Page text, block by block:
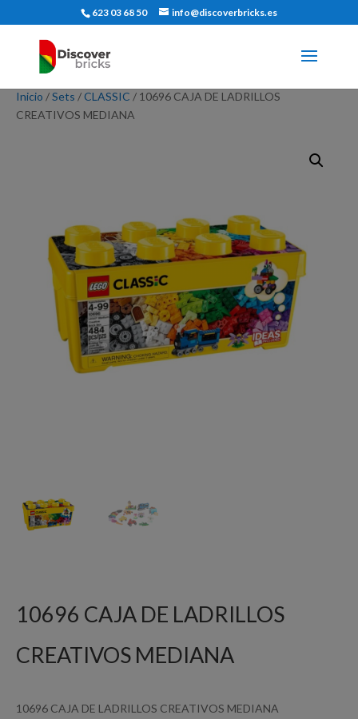
623 03 68 50 info@discoverbricks.es
Inicio /Sets /CLASSIC / 10696 CAJA DE LADRILLOS
CREATIVOS MEDIANA
10696 CAJA DE LADRILLOS
CREATIVOS MEDIANA
10696 CAJA DE LADRILLOS CREATIVOS MEDIANA